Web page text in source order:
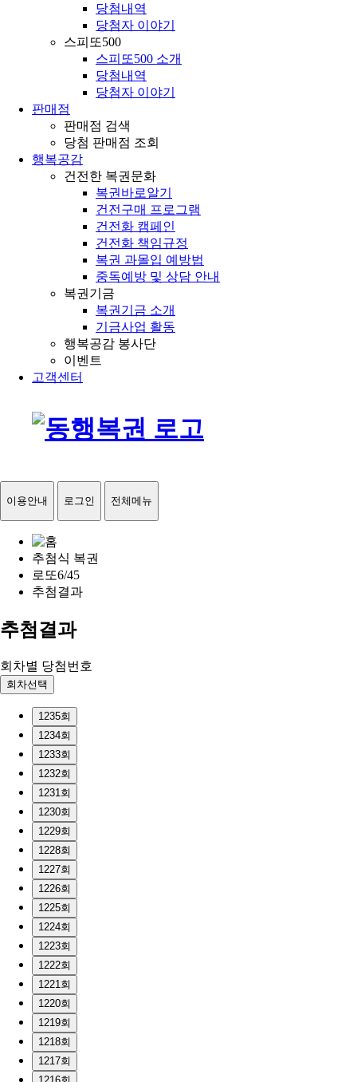
당첨내역
당첨자 이야기
스피또500
스피또500 소개
당첨내역
당첨자 이야기
판매점
판매점 검색
당첨 판매점 조회
행복공감
건전한 복권문화
복권바로알기
건전구매 프로그램
건전화 캠페인
건전화 책임규정
복권 과몰입 예방법
중독예방 및 상담 안내
복권기금
복권기금 소개
기금사업 활동
행복공감 봉사단
이벤트
고객센터
이용안내 로그인 전체메뉴
추첨식 복권
로또6/45
추첨결과
추첨결과
회차별 당첨번호
회차선택
1235회
1234회
1233회
1232회
1231회
1230회
1229회
1228회
1227회
1226회
1225회
1224회
1223회
1222회
1221회
1220회
1219회
1218회
1217회